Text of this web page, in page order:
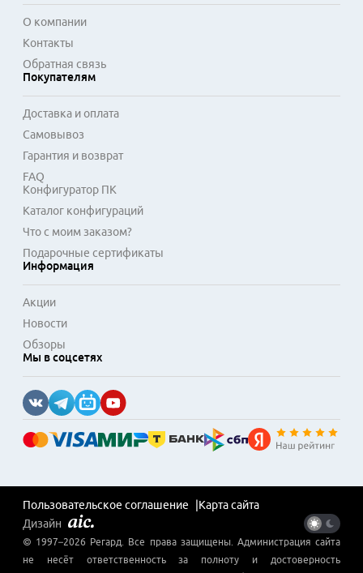
О компании
Контакты
Обратная связь
Покупателям
Доставка и оплата
Самовывоз
Гарантия и возврат
FAQ
Конфигуратор ПК
Каталог конфигураций
Что с моим заказом?
Подарочные сертификаты
Информация
Акции
Новости
Обзоры
Мы в соцсетях
Пользовательское соглашение
Карта сайта
Дизайн
© 1997–2026 Регард . Все права защищены. Администрация сайта
не несёт ответственность за полноту и достоверность